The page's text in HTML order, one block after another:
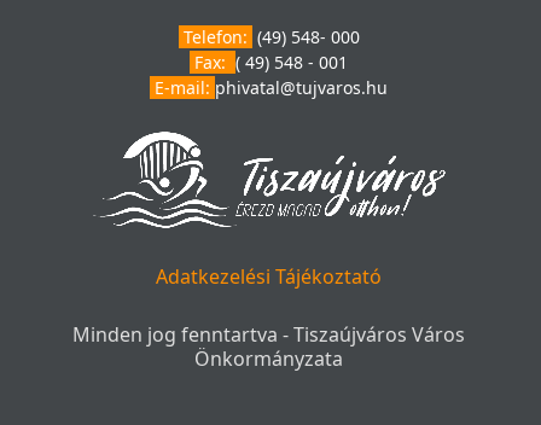
Telefon: (49) 548- 000
Fax: ( 49) 548 - 001
E-mail: phivatal@tujvaros.hu
Adatkezelési Tájékoztató
Minden jog fenntartva - Tiszaújváros Város
Önkormányzata